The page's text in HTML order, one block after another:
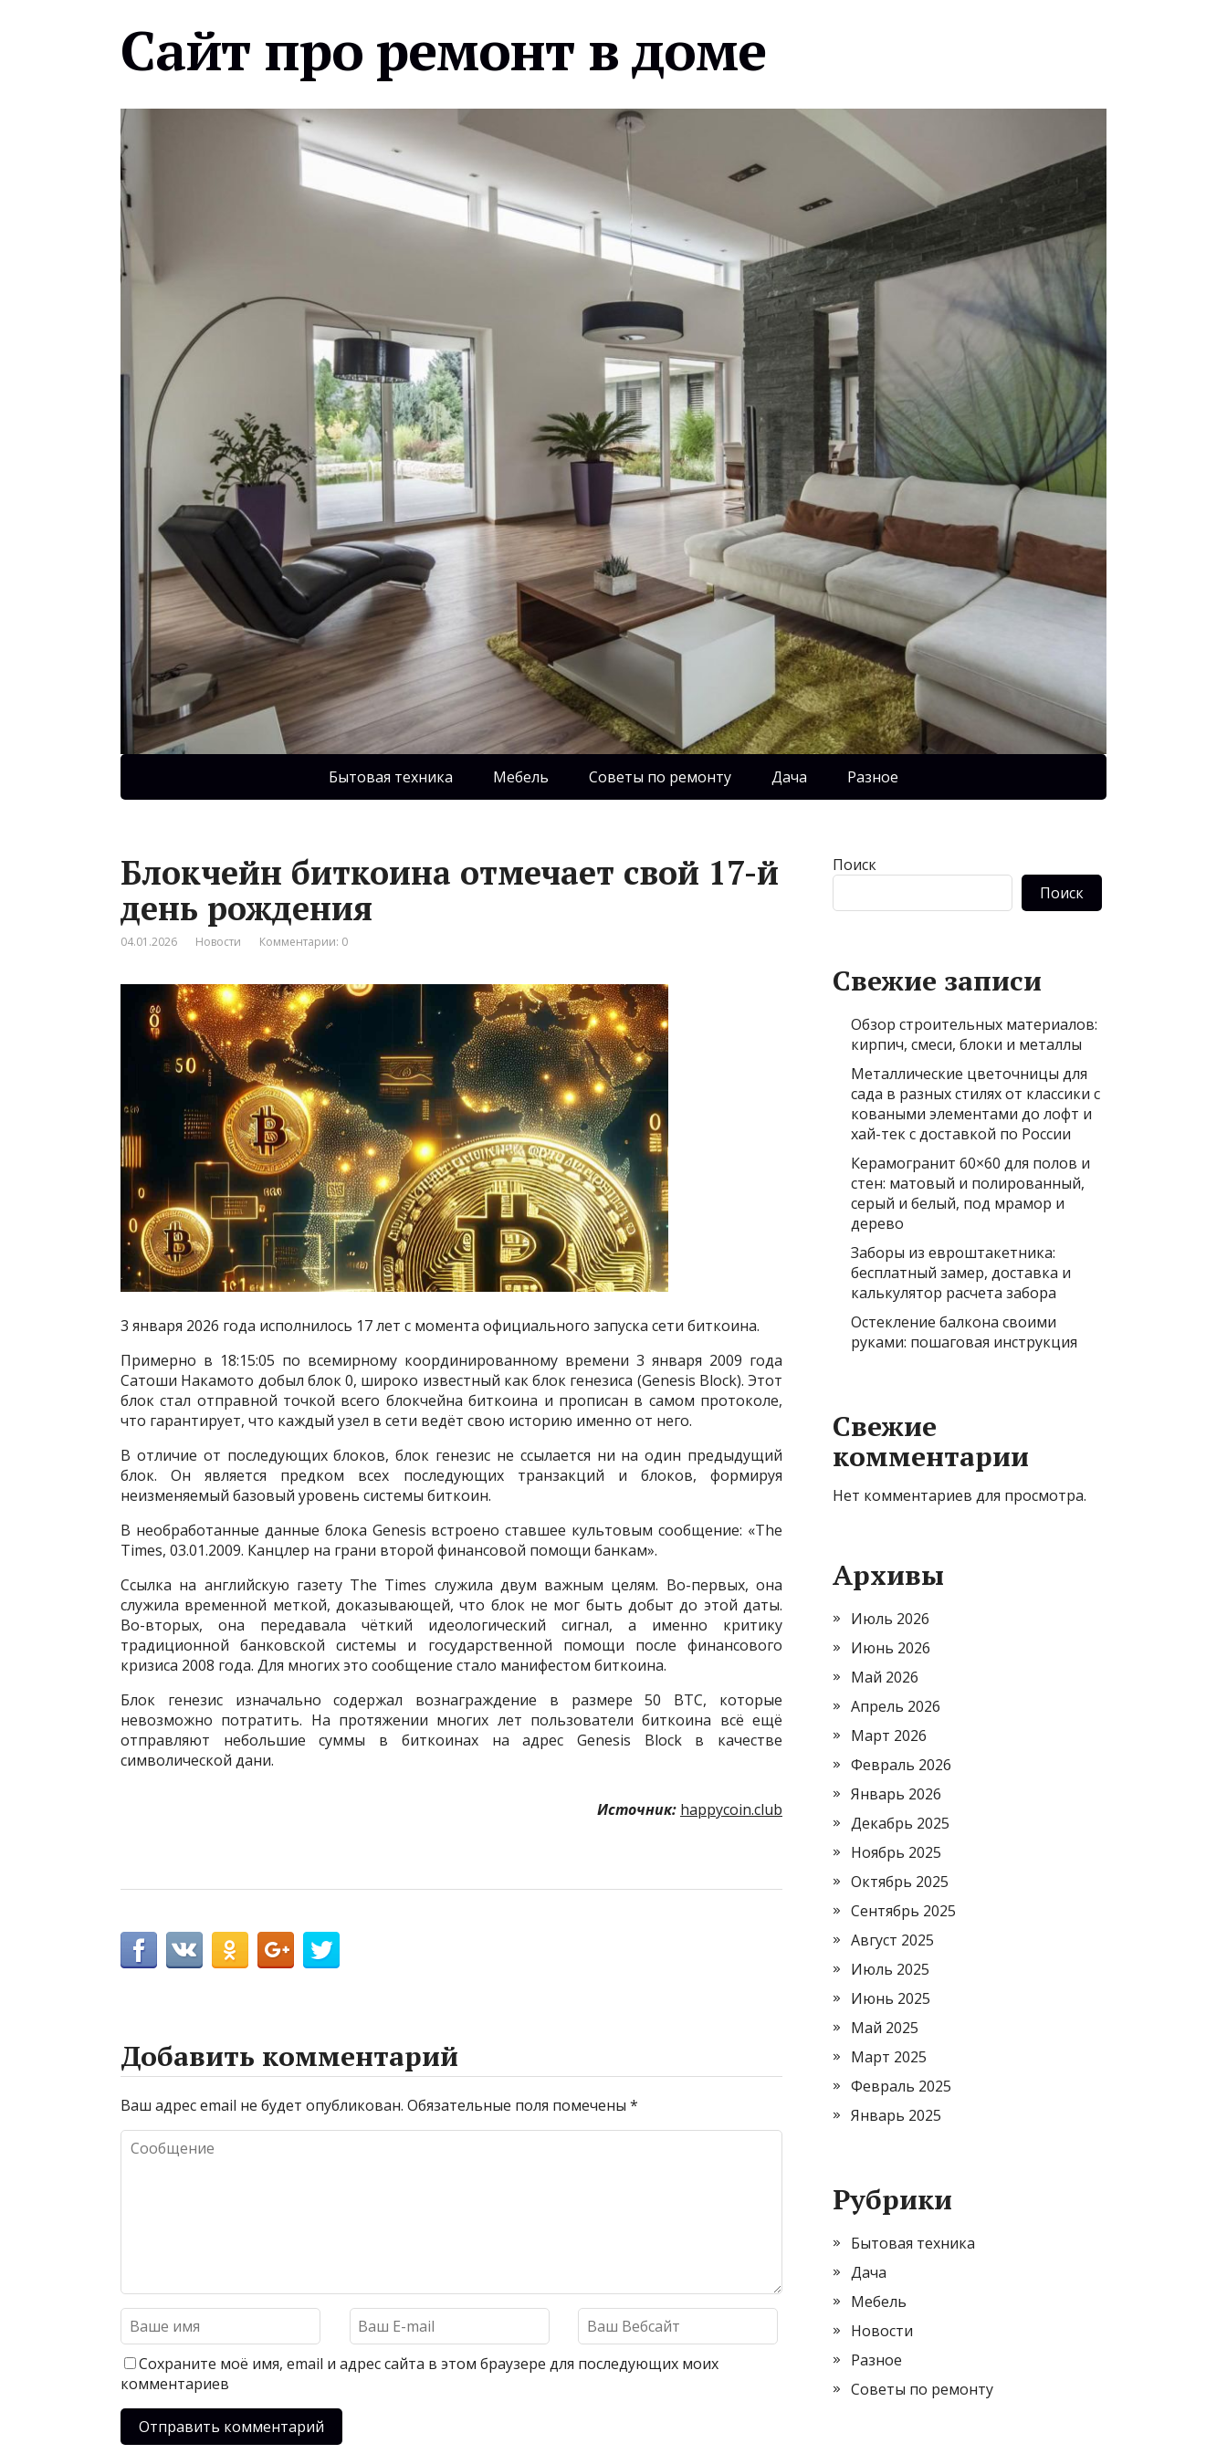
Сайт про ремонт в доме
Бытовая техника Мебель Советы по ремонту Дача Разное
Блокчейн биткоина отмечает свой 17-й
день рождения
04.01.2026 Новости Комментарии: 0
3 января 2026 года исполнилось 17 лет с момента официального запуска сети биткоина.
Примерно в 18:15:05 по всемирному координированному времени 3 января 2009 года
Сатоши Накамото добыл блок 0, широко известный как блок генезиса (Genesis Block). Этот
блок стал отправной точкой всего блокчейна биткоина и прописан в самом протоколе,
что гарантирует, что каждый узел в сети ведёт свою историю именно от него.
В отличие от последующих блоков, блок генезис не ссылается ни на один предыдущий
блок. Он является предком всех последующих транзакций и блоков, формируя
неизменяемый базовый уровень системы биткоин.
В необработанные данные блока Genesis встроено ставшее культовым сообщение: «The
Times, 03.01.2009. Канцлер на грани второй финансовой помощи банкам».
Ссылка на английскую газету The Times служила двум важным целям. Во-первых, она
служила временной меткой, доказывающей, что блок не мог быть добыт до этой даты.
Во-вторых, она передавала чёткий идеологический сигнал, а именно критику
традиционной банковской системы и государственной помощи после финансового
кризиса 2008 года. Для многих это сообщение стало манифестом биткоина.
Блок генезис изначально содержал вознаграждение в размере 50 BTC, которые
невозможно потратить. На протяжении многих лет пользователи биткоина всё ещё
отправляют небольшие суммы в биткоинах на адрес Genesis Block в качестве
символической дани.
Источник: happycoin.club
Добавить комментарий
Ваш адрес email не будет опубликован. Обязательные поля помечены *
Сохраните моё имя, email и адрес сайта в этом браузере для последующих моих
комментариев
Поиск
Поиск
Свежие записи
Обзор строительных материалов:
кирпич, смеси, блоки и металлы
Металлические цветочницы для
сада в разных стилях от классики с
коваными элементами до лофт и
хай-тек с доставкой по России
Керамогранит 60×60 для полов и
стен: матовый и полированный,
серый и белый, под мрамор и
дерево
Заборы из евроштакетника:
бесплатный замер, доставка и
калькулятор расчета забора
Остекление балкона своими
руками: пошаговая инструкция
Свежие
комментарии
Нет комментариев для просмотра.
Архивы
Июль 2026
Июнь 2026
Май 2026
Апрель 2026
Март 2026
Февраль 2026
Январь 2026
Декабрь 2025
Ноябрь 2025
Октябрь 2025
Сентябрь 2025
Август 2025
Июль 2025
Июнь 2025
Май 2025
Март 2025
Февраль 2025
Январь 2025
Рубрики
Бытовая техника
Дача
Мебель
Новости
Разное
Советы по ремонту